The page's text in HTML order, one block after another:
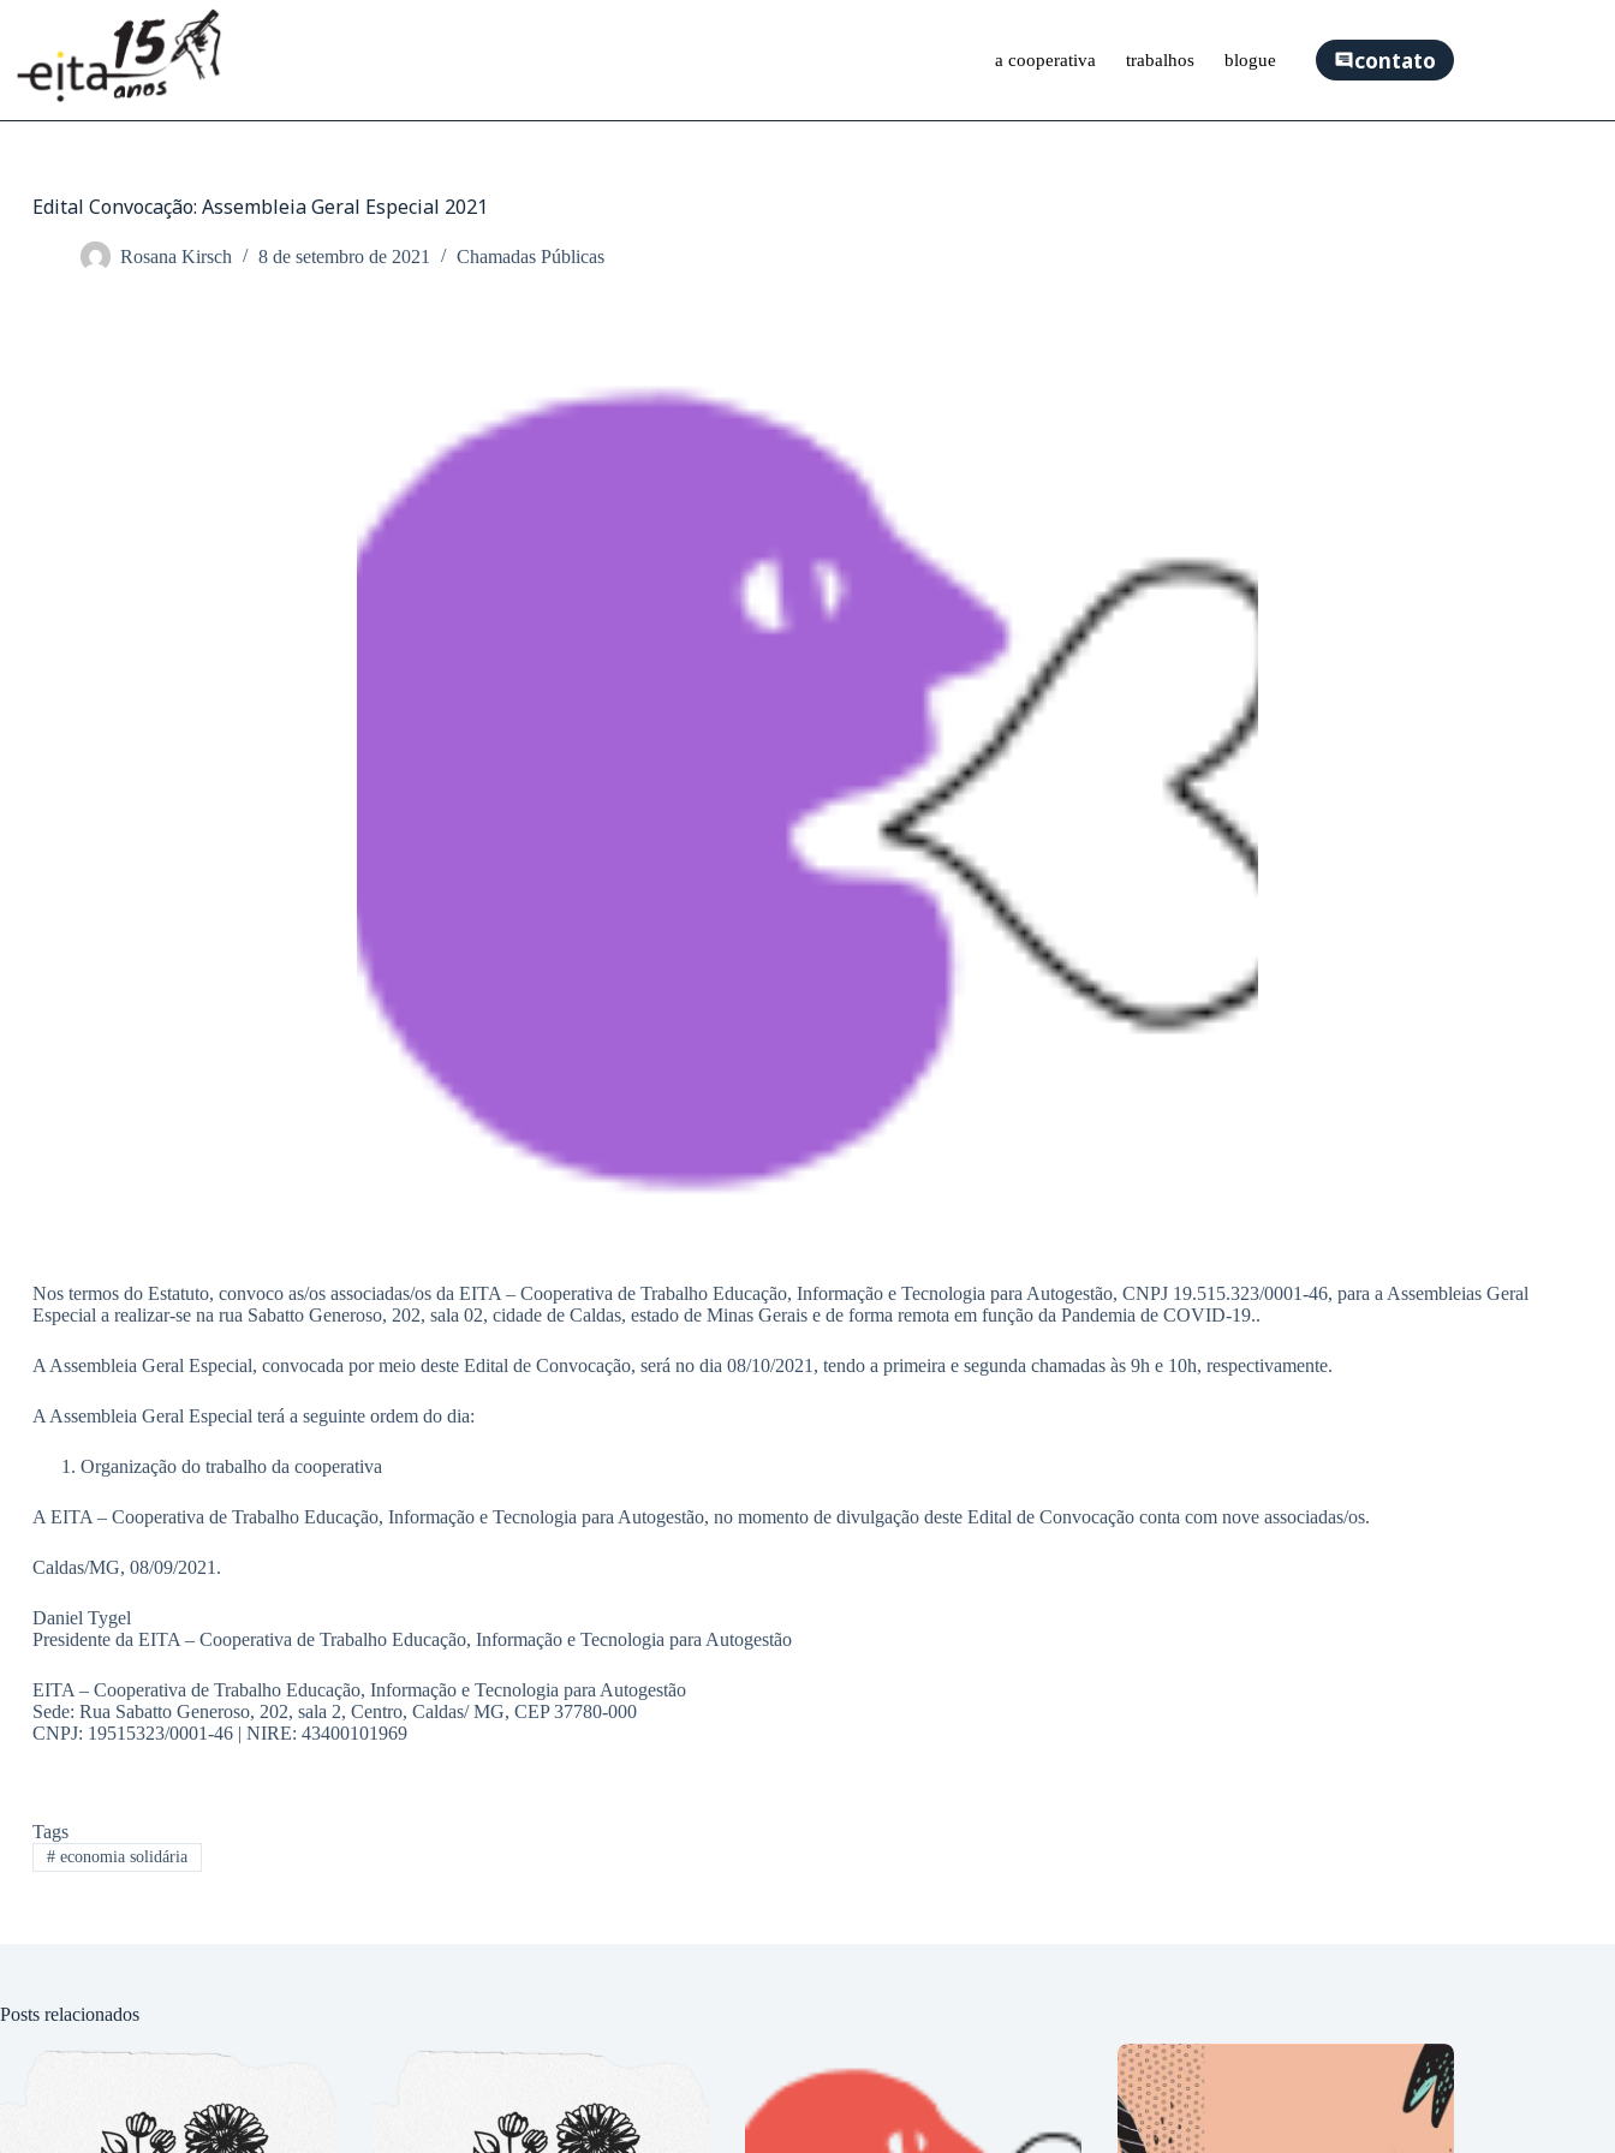
conteúdo
a cooperativa trabalhos blogue contato
Edital Convocação: Assembleia Geral Especial 2021
Rosana Kirsch 8 de setembro de 2021 Chamadas Públicas
Nos termos do Estatuto, convoco as/os associadas/os da EITA – Cooperativa de Trabalho Educação, Informação e Tecnologia para Autogestão, CNPJ 19.515.323/0001-46, para a Assembleias Geral
Especial a realizar-se na rua Sabatto Generoso, 202, sala 02, cidade de Caldas, estado de Minas Gerais e de forma remota em função da Pandemia de COVID-19..
A Assembleia Geral Especial, convocada por meio deste Edital de Convocação, será no dia 08/10/2021, tendo a primeira e segunda chamadas às 9h e 10h, respectivamente.
A Assembleia Geral Especial terá a seguinte ordem do dia:
Organização do trabalho da cooperativa
A EITA – Cooperativa de Trabalho Educação, Informação e Tecnologia para Autogestão, no momento de divulgação deste Edital de Convocação conta com nove associadas/os.
Caldas/MG, 08/09/2021.
Daniel Tygel
Presidente da EITA – Cooperativa de Trabalho Educação, Informação e Tecnologia para Autogestão
EITA – Cooperativa de Trabalho Educação, Informação e Tecnologia para Autogestão
Sede: Rua Sabatto Generoso, 202, sala 2, Centro, Caldas/ MG, CEP 37780-000
CNPJ: 19515323/0001-46 | NIRE: 43400101969
Tags
#economia solidária
Posts relacionados